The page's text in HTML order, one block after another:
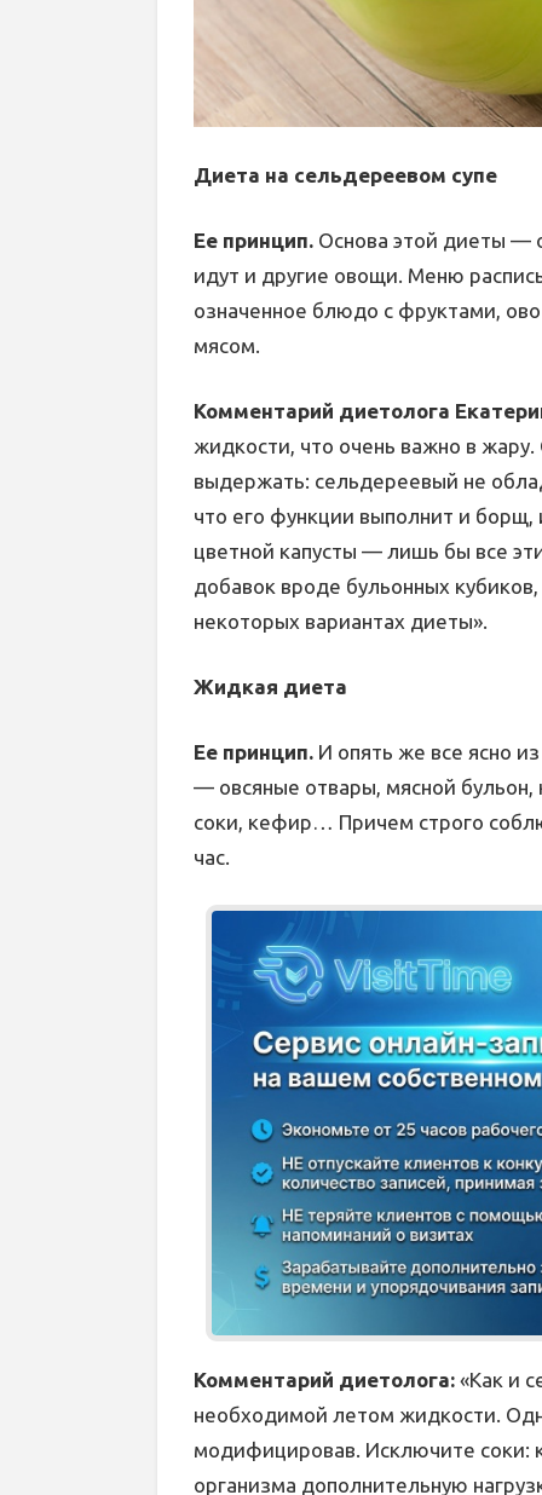
Диета на сельдереевом супе
Ее принцип. Основа этой диеты —
идут и другие овощи. Меню
означенное блюдо с фруктами,
мясом.
Комментарий диетолога
жидкости, что очень важно в
выдержать: сельдереевый не
что его функции выполнит и
цветной капусты — лишь бы все
добавок вроде бульонных
некоторых вариантах диеты».
Жидкая диета
Ее принцип. И опять же все ясно
— овсяные отвары, мясной
соки, кефир… Причем строго
час.
Комментарий диетолога: «Как и
необходимой летом жидкости.
модифицировав. Исключите соки:
организма дополнительную